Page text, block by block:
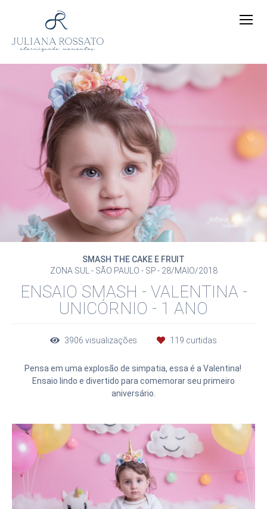
SMASH THE CAKE E FRUIT
ZONA SUL - SÃO PAULO - SP
28/MAIO/2018
ENSAIO SMASH - VALENTINA -
UNICÓRNIO - 1 ANO
3906 visualizações 119 curtidas
Pensa em uma explosão de simpatia, essa é a Valentina!
Ensaio lindo e divertido para comemorar seu primeiro
aniversário.